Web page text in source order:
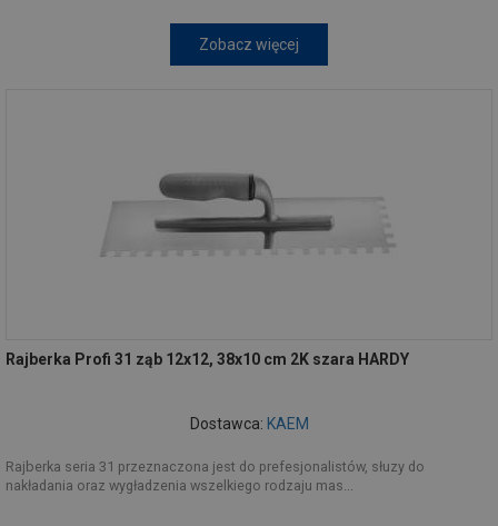
Zobacz więcej
Rajberka Profi 31 ząb 12x12, 38x10 cm 2K szara HARDY
Dostawca: KAEM
Rajberka seria 31 przeznaczona jest do prefesjonalistów, słuzy do
nakładania oraz wygładzenia wszelkiego rodzaju mas...